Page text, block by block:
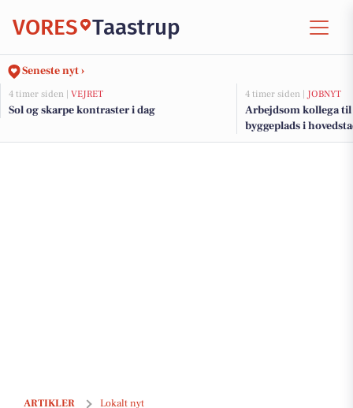
VORES Taastrup
Seneste nyt ›
4 timer siden | VEJRET
Sol og skarpe kontraster i dag
4 timer siden | JOBNYT
Arbejdsom kollega
byggeplads i
ARTIKLER Lokalt nyt
Mød dine naboer - bliv portrætteret på VORES